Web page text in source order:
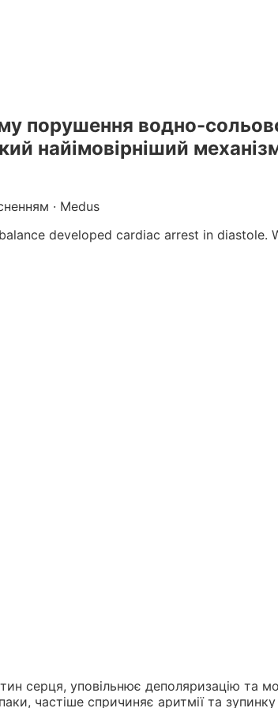
порушення водно-
найімовірніший
· Medus
developed cardiac arrest in diastole.
серця, уповільнює деполяризацію та
частіше спричиняє аритмії та